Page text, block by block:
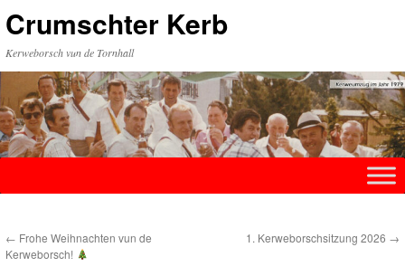
Inhalt
Crumschter Kerb
Kerweborsch vun de Tornhall
← Frohe Weihnachten vun de
Kerweborsch!
1. Kerweborschsitzung 2026 →